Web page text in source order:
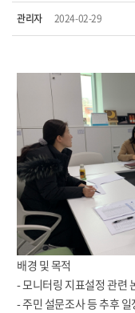
관리자 2024-02-29
배경 및 목적
- 모니터링 지표설정 관련
- 주민 설문조사 등 추후 일